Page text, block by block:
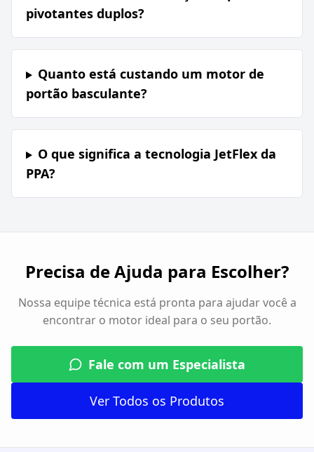
pivotantes duplos?
Quanto está custando um motor de
portão basculante?
O que significa a tecnologia JetFlex da
PPA?
Precisa de Ajuda para Escolher?
Nossa equipe técnica está pronta para ajudar você a
encontrar o motor ideal para o seu portão.
Fale com um Especialista
Ver Todos os Produtos